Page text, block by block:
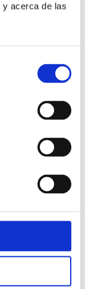
acerca de las
los dispositivos
obvia para
sociales, los
la mano y la
experiencias
los usuarios
los mejores
ello, hay que
sitios web,